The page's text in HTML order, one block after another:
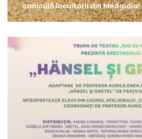
caniculă locuitorii din Medgidia!